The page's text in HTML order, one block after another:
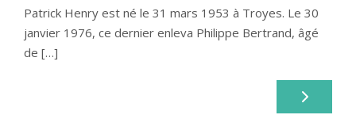
Patrick Henry est né le 31 mars 1953 à Troyes. Le 30
janvier 1976, ce dernier enleva Philippe Bertrand, âgé
de […]